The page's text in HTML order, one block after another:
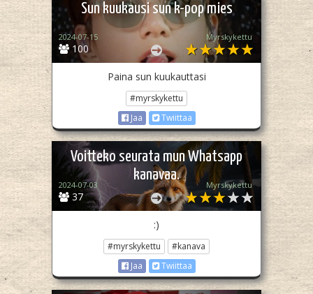
Sun kuukausi sun k-pop mies
100
2024-07-15 Myrskykettu
Paina sun kuukauttasi
#myrskykettu
Jaa
Twiittaa
Voitteko seurata mun Whatsapp
kanavaa.
37
2024-07-03 Myrskykettu
:)
#myrskykettu
#kanava
Jaa
Twiittaa